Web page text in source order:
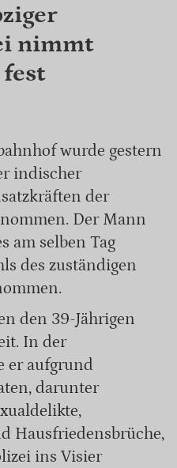
nimmt
wurde gestern
indischer
der
Der Mann
am selben Tag
des zuständigen
den 39-Jährigen
In der
er aufgrund
darunter
Hausfriedensbrüche,
ins Visier